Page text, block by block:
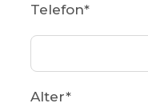
Telefon*
Alter*